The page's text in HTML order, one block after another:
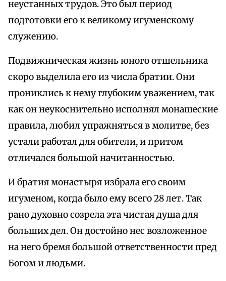
неустанных трудов. Это был период
подготовки его к великому игуменскому
служению.
Подвижническая жизнь юного отшельника
скоро выделила его из числа братии. Они
прониклись к нему глубоким уважением, так
как он неукоснительно исполнял монашеские
правила, любил упражняться в молитве, без
устали работал для обители, и притом
отличался большой начитанностью.
И братия монастыря избрала его своим
игуменом, когда было ему всего 28 лет. Так
рано духовно созрела эта чистая душа для
больших дел. Он достойно нес возложенное
на него бремя большой ответственности пред
Богом и людьми.